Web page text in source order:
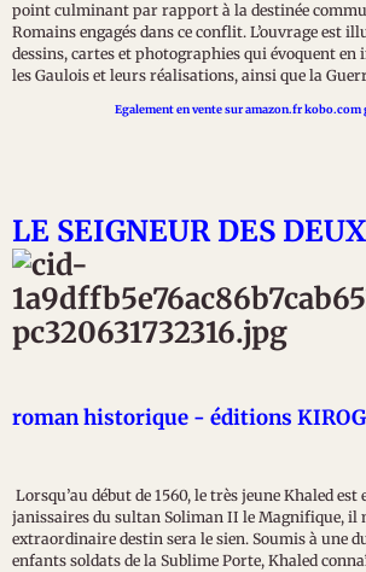
point culminant par rapport à la destinée
Romains engagés dans ce conflit. L’ouvrage est
dessins, cartes et photographies qui évoquent en
les Gaulois et leurs réalisations, ainsi que la
Egalement en vente sur amazon.fr kobo.com
LE SEIGNEUR DES
roman historique - éditions
Lorsqu’au début de 1560, le très jeune Khaled est
janissaires du sultan Soliman II le Magnifique, il
extraordinaire destin sera le sien. Soumis à une
enfants soldats de la Sublime Porte, Khaled